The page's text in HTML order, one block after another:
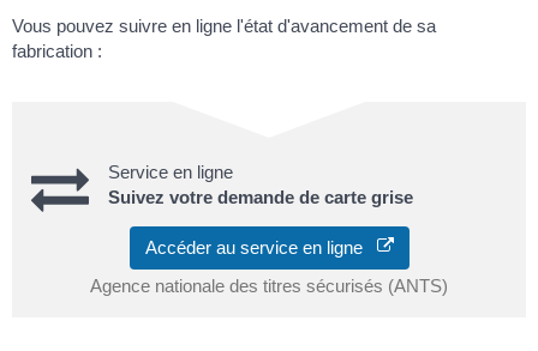
Vous pouvez suivre en ligne l'état d'avancement de sa
fabrication :
Service en ligne
Suivez votre demande de carte grise
Accéder au service en ligne
Agence nationale des titres sécurisés (ANTS)